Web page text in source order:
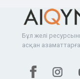
Бұл желі
асқан